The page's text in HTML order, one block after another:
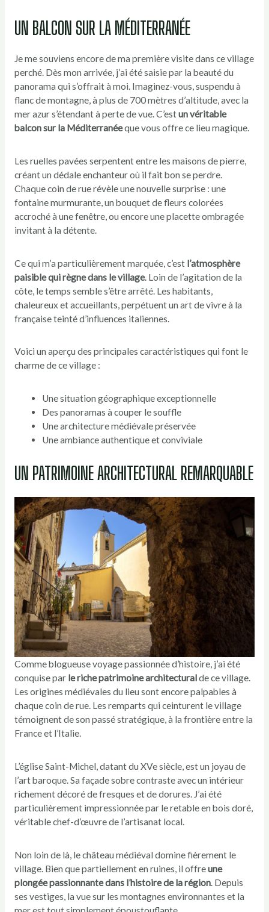
UN BALCON SUR LA MÉDITERRANÉE
Je me souviens encore de ma première visite dans ce village
perché. Dès mon arrivée, j’ai été saisie par la beauté du
panorama qui s’offrait à moi. Imaginez-vous, suspendu à
flanc de montagne, à plus de 700 mètres d’altitude, avec la
mer azur s’étendant à perte de vue. C’estun véritable
balcon sur la Méditerranéeque vous offre ce lieu magique.
Les ruelles pavées serpentent entre les maisons de pierre,
créant un dédale enchanteur où il fait bon se perdre.
Chaque coin de rue révèle une nouvelle surprise : une
fontaine murmurante, un bouquet de fleurs colorées
accroché à une fenêtre, ou encore une placette ombragée
invitant à la détente.
Ce qui m’a particulièrement marquée, c’est l’atmosphère
paisible qui règne dans le village. Loin de l’agitation de la
côte, le temps semble s’être arrêté. Les habitants,
chaleureux et accueillants, perpétuent un art de vivre à la
française teinté d’influences italiennes.
Voici un aperçu des principales caractéristiques qui font le
charme de ce village :
Une situation géographique exceptionnelle
Des panoramas à couper le souffle
Une architecture médiévale préservée
Une ambiance authentique et conviviale
UN PATRIMOINE ARCHITECTURAL REMARQUABLE
Comme blogueuse voyage passionnée d’histoire, j’ai été
conquise par le riche patrimoine architecturalde ce village.
Les origines médiévales du lieu sont encore palpables à
chaque coin de rue. Les remparts qui ceinturent le village
témoignent de son passé stratégique, à la frontière entre la
France et l’Italie.
L’église Saint-Michel, datant du XVe siècle, est un joyau de
l’art baroque. Sa façade sobre contraste avec un intérieur
richement décoré de fresques et de dorures. J’ai été
particulièrement impressionnée par le retable en bois doré,
véritable chef-d’œuvre de l’artisanat local.
Non loin de là, le château médiéval domine fièrement le
village. Bien que partiellement en ruines, il offreune
plongée passionnante dans l’histoire de la région. Depuis
ses vestiges, la vue sur les montagnes environnantes et la